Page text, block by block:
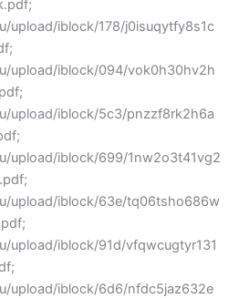
upload/iblock/178/j0isuqytfy8s1c
upload/iblock/094/vok0h30hv2h
upload/iblock/5c3/pnzzf8rk2h6a
upload/iblock/699/1nw2o3t41vg2
upload/iblock/63e/tq06tsho686w
upload/iblock/91d/vfqwcugtyr131
upload/iblock/6d6/nfdc5jaz632e